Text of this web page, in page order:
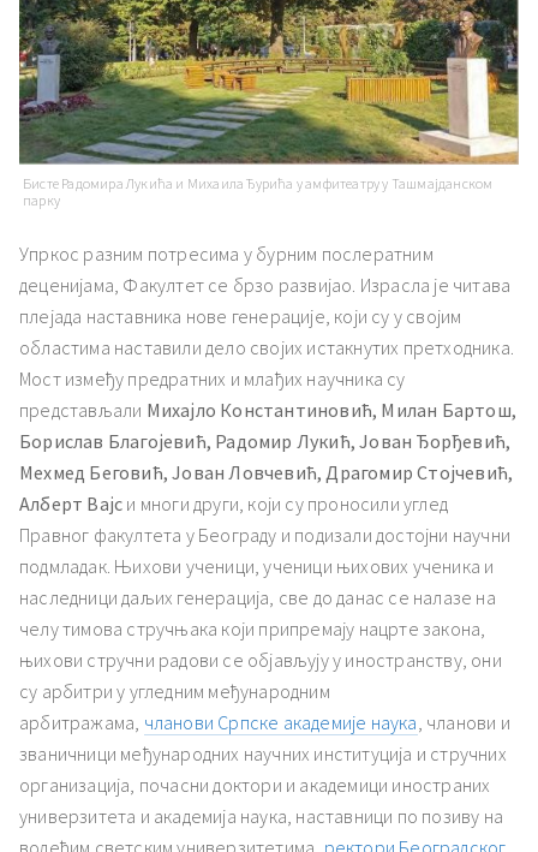
Бисте Радомира Лукића и Михаила Ђурића у амфитеатру у Ташмајданском
парку
Упркос разним потресима у бурним послератним
деценијама, Факултет се брзо развијао. Израсла је читава
плејада наставника нове генерације, који су у својим
областима наставили дело својих истакнутих претходника.
Мост између предратних и млађих научника су
представљали Михајло Константиновић, Милан Бартош,
Борислав Благојевић, Радомир Лукић, Јован Ђорђевић,
Мехмед Беговић, Јован Ловчевић, Драгомир Стојчевић,
Алберт Вајс и многи други, који су проносили углед
Правног факултета у Београду и подизали достојни научни
подмладак. Њихови ученици, ученици њихових ученика и
наследници даљих генерација, све до данас се налазе на
челу тимова стручњака који припремају нацрте закона,
њихови стручни радови се објављују у иностранству, они
су арбитри у угледним међународним
арбитражама, чланови Српске академије наука , чланови и
званичници међународних научних институција и стручних
организација, почасни доктори и академици иностраних
универзитета и академија наука, наставници по позиву на
водећим светским универзитетима, ректори Београдског